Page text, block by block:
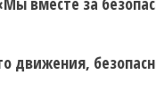
движения,